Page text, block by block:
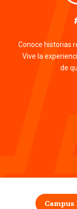
Conoce historias
Vive la
de
Campus